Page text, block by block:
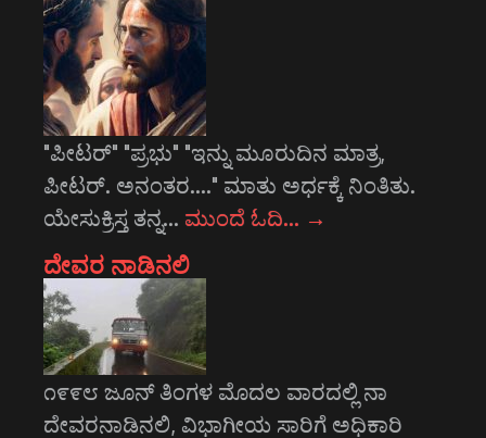
"ಪೀಟರ್" "ಪ್ರಭು" "ಇನ್ನು ಮೂರುದಿನ ಮಾತ್ರ,
ಪೀಟರ್. ಅನಂತರ...." ಮಾತು ಅರ್ಧಕ್ಕೆ ನಿಂತಿತು.
ಯೇಸುಕ್ರಿಸ್ತ ತನ್ನ… ಮುಂದೆ ಓದಿ… →
ದೇವರ ನಾಡಿನಲಿ
೧೯೯೮ ಜೂನ್ ತಿಂಗಳ ಮೊದಲ ವಾರದಲ್ಲಿ ನಾ
ದೇವರನಾಡಿನಲಿ, ವಿಭಾಗೀಯ ಸಾರಿಗೆ ಅಧಿಕಾರಿ